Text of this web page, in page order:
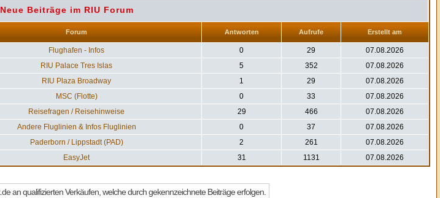
Neue Beiträge im RIU Forum
Forum Antworten Aufrufe Erstellt am
Flughafen - Infos 0 29
07.08.2026
RIU Palace Tres Islas 5 352
07.08.2026
RIU Plaza Broadway 1 29
07.08.2026
MSC (Flotte) 0 33
07.08.2026
Reisefragen / Reisehinweise 29 466
07.08.2026
Andere Fluglinien & Infos Fluglinien 0 37
07.08.2026
Paderborn / Lippstadt (PAD) 2 261
07.08.2026
EasyJet 31 1131 07.08.2026